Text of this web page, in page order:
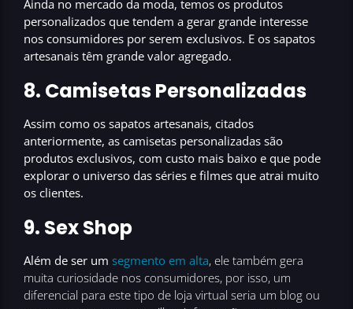
Ainda no mercado da moda, temos os produtos
personalizados que tendem a gerar grande interesse
nos consumidores por serem exclusivos. E os sapatos
artesanais têm grande valor agregado.
8. Camisetas Personalizadas
Assim como os sapatos artesanais, citados
anteriormente, as camisetas personalizadas são
produtos exclusivos, com custo mais baixo e que pode
explorar o universo das séries e filmes que atrai muito
os clientes.
9. Sex Shop
Além de ser um segmento em alta, ele também gera
muita curiosidade nos consumidores, por isso, um
diferencial para este tipo de loja virtual seria um blog ou